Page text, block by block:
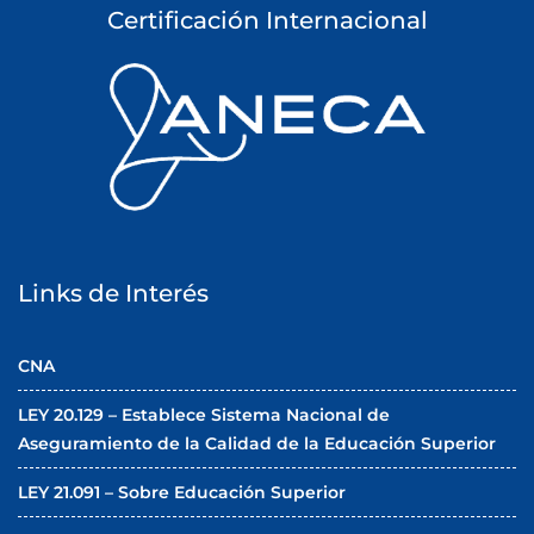
Certificación Internacional
Links de Interés
CNA
LEY 20.129 – Establece Sistema Nacional de
Aseguramiento de la Calidad de la Educación Superior
LEY 21.091 – Sobre Educación Superior